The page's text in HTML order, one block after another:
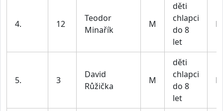
4. 12
Teodor
Minařík
M
děti
chlapci
do 8
let
5. 3
David
Růžička
M
děti
chlapci
do 8
let